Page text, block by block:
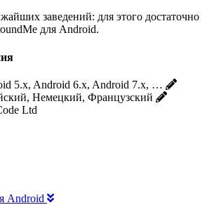
заведений: для этого достаточно
для Android.
5.x, Android 6.x, Android 7.x, …
Немецкий, Французский
Ltd
Android